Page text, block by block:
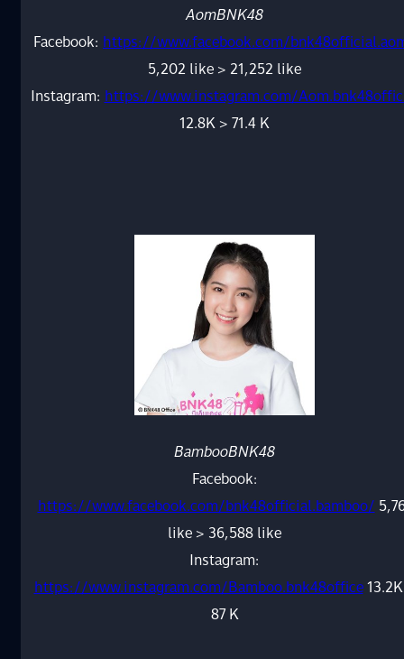
AomBNK48
Facebook: https://www.facebook.com/
5,202 like > 21,252 like
Instagram:https://www.instagram.com/
12.8K > 71.4 K
BambooBNK48
Facebook:
https://www.facebook.com/bnk48official.bamboo/
like > 36,588 like
Instagram:
https://www.instagram.com/Bamboo.bnk48office
87 K